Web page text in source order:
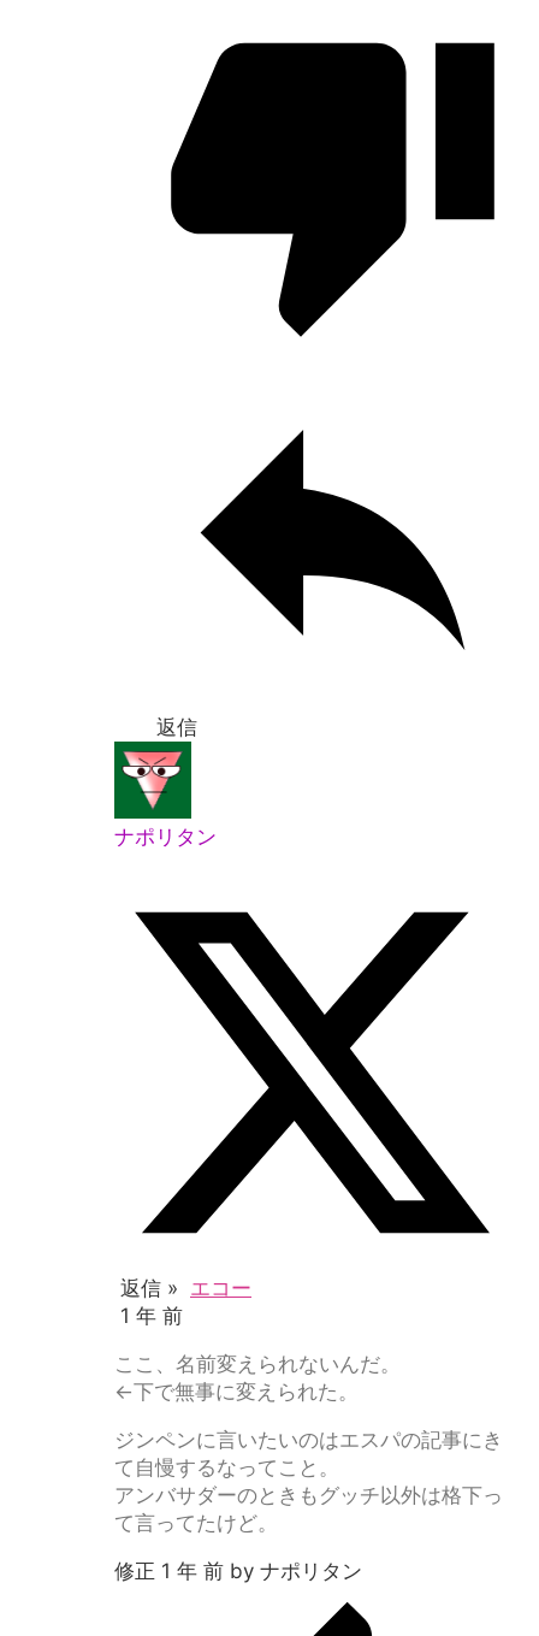
返信
ナポリタン
返信 » エコー
1 年 前
ここ、名前変えられないんだ。
←下で無事に変えられた。
ジンペンに言いたいのはエスパの記事にき
て自慢するなってこと。
アンバサダーのときもグッチ以外は格下っ
て言ってたけど。
修正 1 年 前 by ナポリタン